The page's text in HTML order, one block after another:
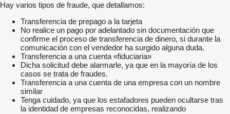
Hay varios tipos de fraude, que detallamos:
Transferencia de prepago a la tarjeta
No realice un pago por adelantado sin documentación que
confirme el proceso de transferencia de dinero, si durante la
comunicación con el vendedor ha surgido alguna duda.
Transferencia a una cuenta «fiduciaria»
Dicha solicitud debe alarmarle, ya que en la mayoría de los
casos se trata de fraudes.
Transferencia a una cuenta de una empresa con un nombre
similar
Tenga cuidado, ya que los estafadores pueden ocultarse tras
la identidad de empresas reconocidas, realizando